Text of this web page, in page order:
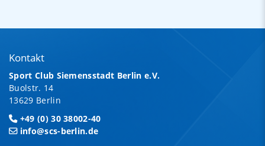
Kontakt
Sport Club Siemensstadt Berlin e.V.
Buolstr. 14
13629 Berlin
+49 (0) 30 38002-40
info@scs-berlin.de